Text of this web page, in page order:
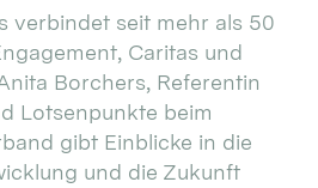
verbindet seit mehr als 50
Caritas und
Borchers, Referentin
Lotsenpunkte beim
gibt Einblicke in die
und die Zukunft